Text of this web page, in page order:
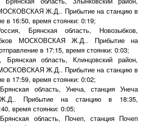
Ж.Д.. Прибытие на станцию в
в 16:50, время стоянки: 0:19;
Брянская область, Новозыбков,
МОСКОВСКАЯ Ж.Д.. Прибытие на
в 17:15, время стоянки: 0:03;
Брянская область, Клинцовский район,
Ж.Д.. Прибытие на станцию в
в 17:59, время стоянки: 0:02;
область, Унеча, станция Унеча
Прибытие на станцию в 18:35,
время стоянки: 0:05;
область, Почеп, станция Почеп